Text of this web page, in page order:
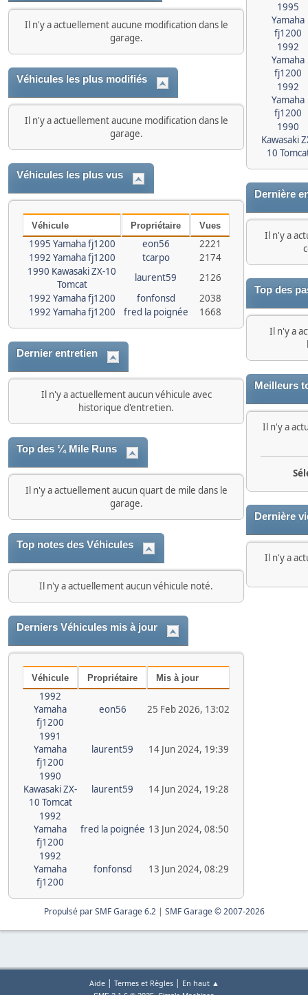
Il n'y a actuellement aucune modification dans le
garage.
Véhicules les plus modifiés
Il n'y a actuellement aucune modification dans le
garage.
Véhicules les plus vus
Véhicule Propriétaire Vues
1995 Yamaha fj1200 eon56
2221
1992 Yamaha fj1200
tcarpo
2174
1990 Kawasaki ZX-10
Tomcat
laurent59
2126
1992 Yamaha fj1200
fonfonsd
2038
1992 Yamaha fj1200
fred la poignée 1668
Dernier entretien
Il n'y a actuellement aucun véhicule avec
historique d'entretien.
Top des ¼ Mile Runs
Il n'y a actuellement aucun quart de mile dans le
garage.
Top notes des Véhicules
Il n'y a actuellement aucun véhicule noté.
Derniers Véhicules mis à jour
Véhicule Propriétaire Mis à jour
1992
Yamaha
fj1200
eon56 25 Feb 2026, 13:02
1991
Yamaha
fj1200
laurent59 14 Jun 2024, 19:39
1990
Kawasaki ZX-
10 Tomcat
laurent59 14 Jun 2024, 19:28
1992
Yamaha
fj1200
fred la poignée 13 Jun 2024, 08:50
1992
Yamaha
fj1200
fonfonsd 13 Jun 2024, 08:29
1995
Yamaha
fj1200
1992
Yamaha
fj1200
1992
Yamaha
fj1200
1990
Kawasaki
10
Dernière
Il n'y a
Top des
Il n'y a
Meilleurs
Il n'y a
Dernière
Il n'y a
Propulsé par SMF Garage 6.2| SMF Garage © 2007-2026
Aide| Termes et Règles| En haut ▲